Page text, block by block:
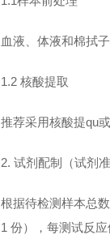
血液、体液和棉拭
1.2 核酸提取
推荐采用核酸提qu
2. 试剂配制（试剂
根据待检测样本总
1 份），每测试反应